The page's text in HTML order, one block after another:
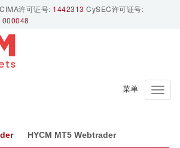
CIMA许可证号: 1442313 CySEC许可证号:
000048
Toggle
HYCM MT5 Webtrader